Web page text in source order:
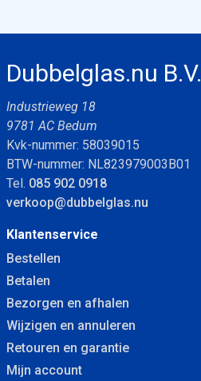
Dubbelglas.nu B.V.
Industrieweg 18
9781 AC Bedum
Kvk-nummer: 58039015
BTW-nummer: NL823979003B01
Tel. 085 902 0918
verkoop@dubbelglas.nu
Klantenservice
Bestellen
Betalen
Bezorgen en afhalen
Wijzigen en annuleren
Retouren en garantie
Mijn account